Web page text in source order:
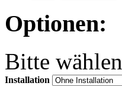
Optionen:
Bitte
Installation